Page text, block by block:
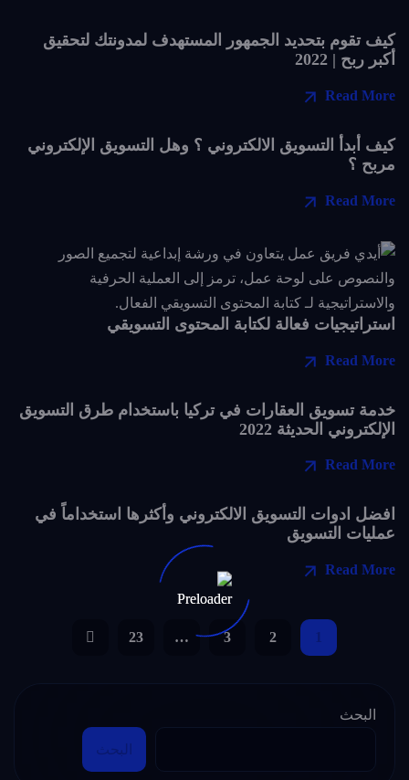
كيف تقوم بتحديد الجمهور المستهدف لمدونتك لتحقيق
أكبر ربح | 2022
Read More
كيف أبدأ التسويق الالكتروني ؟ وهل التسويق الإلكتروني
مربح ؟
Read More
استراتيجيات فعالة لكتابة المحتوى التسويقي
Read More
خدمة تسويق العقارات في تركيا باستخدام طرق التسويق
الإلكتروني الحديثة 2022
Read More
افضل ادوات التسويق الالكتروني وأكثرها استخداماً في
عمليات التسويق
Read More
1
2
3
…
23
البحث
البحث